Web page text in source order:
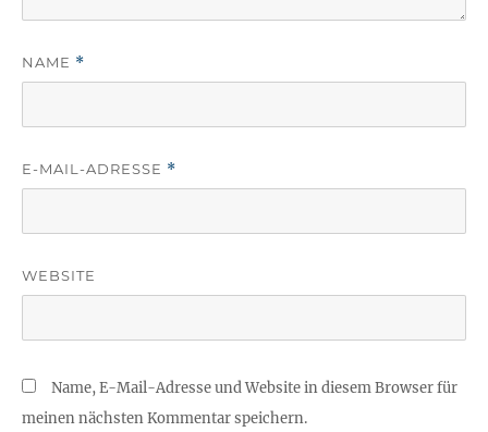
NAME *
E-MAIL-ADRESSE *
WEBSITE
Name, E-Mail-Adresse und Website in diesem Browser für
meinen nächsten Kommentar speichern.